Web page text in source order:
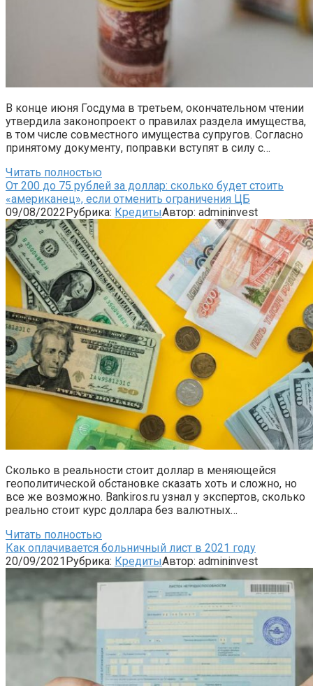
В конце июня Госдума в третьем, окончательном чтении
утвердила законопроект о правилах раздела имущества,
в том числе совместного имущества супругов. Согласно
принятому документу, поправки вступят в силу с…
Читать полностью
От 200 до 75 рублей за доллар: сколько будет стоить
«американец», если отменить ограничения ЦБ
09/08/2022Рубрика: КредитыАвтор: admininvest
Сколько в реальности стоит доллар в меняющейся
геополитической обстановке сказать хоть и сложно, но
все же возможно. Bankiros.ru узнал у экспертов, сколько
реально стоит курс доллара без валютных…
Читать полностью
Как оплачивается больничный лист в 2021 году
20/09/2021Рубрика: КредитыАвтор: admininvest